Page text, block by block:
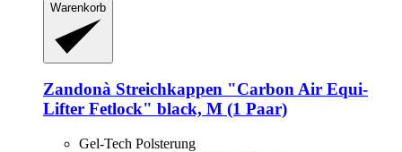
Warenkorb
Zandonà Streichkappen "Carbon Air Equi-​
Lifter Fetlock" black, M (1 Paar)
Gel-Tech Polsterung